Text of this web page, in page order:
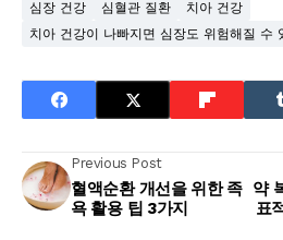
심장 건강 심혈관 질환
치아 건강
치아 건강이 나빠지면 심장도 위험해질 수
Previous Post
혈액순환 개선을 위한 족
욕 활용 팁 3가지
약
표